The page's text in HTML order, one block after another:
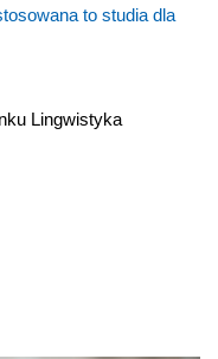
to studia dla
Lingwistyka